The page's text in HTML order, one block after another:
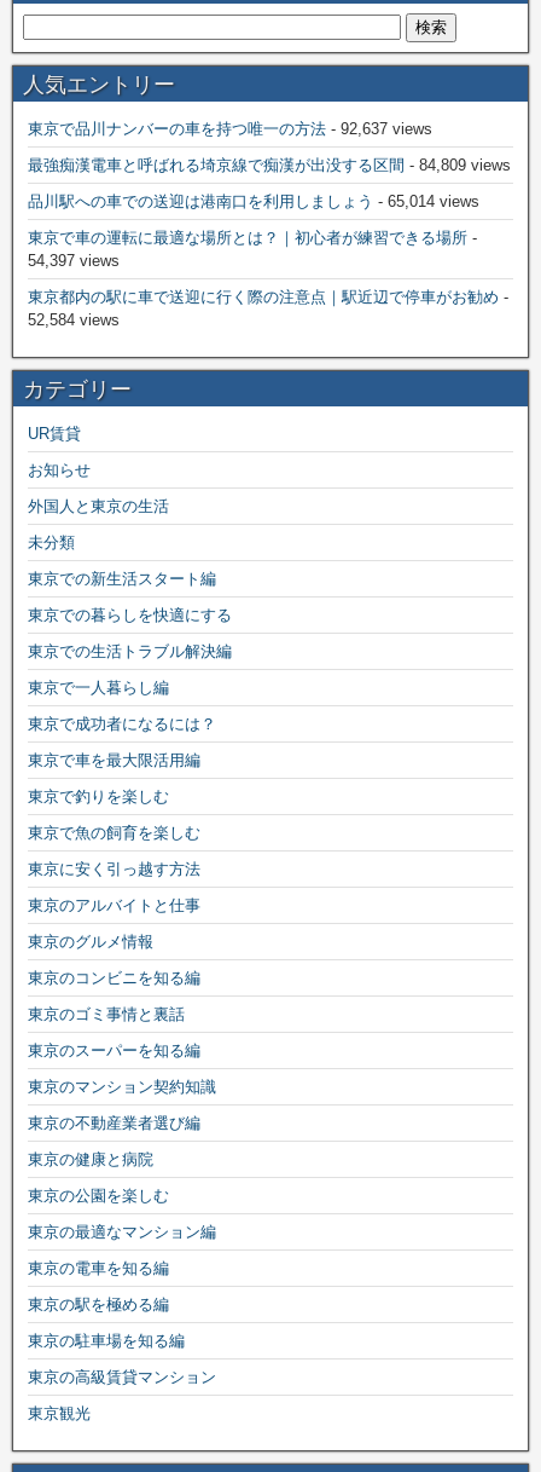
人気エントリー
東京で品川ナンバーの車を持つ唯一の方法 - 92,637 views
最強痴漢電車と呼ばれる埼京線で痴漢が出没する区間 - 84,809 views
品川駅への車での送迎は港南口を利用しましょう - 65,014 views
東京で車の運転に最適な場所とは？｜初心者が練習できる場所 -
54,397 views
東京都内の駅に車で送迎に行く際の注意点｜駅近辺で停車がお勧め -
52,584 views
カテゴリー
UR賃貸
お知らせ
外国人と東京の生活
未分類
東京での新生活スタート編
東京での暮らしを快適にする
東京での生活トラブル解決編
東京で一人暮らし編
東京で成功者になるには？
東京で車を最大限活用編
東京で釣りを楽しむ
東京で魚の飼育を楽しむ
東京に安く引っ越す方法
東京のアルバイトと仕事
東京のグルメ情報
東京のコンビニを知る編
東京のゴミ事情と裏話
東京のスーパーを知る編
東京のマンション契約知識
東京の不動産業者選び編
東京の健康と病院
東京の公園を楽しむ
東京の最適なマンション編
東京の電車を知る編
東京の駅を極める編
東京の駐車場を知る編
東京の高級賃貸マンション
東京観光